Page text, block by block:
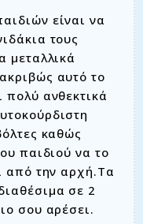
είναι να
τους
μεταλλικά
αυτό το
πολύ ανθεκτικά
καθώς
παιδιού να το
από την αρχή.Τα
σε 2
σου αρέσει.